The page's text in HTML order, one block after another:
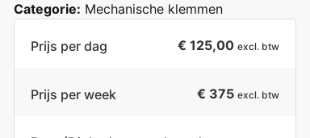
Categorie: Mechanische klemmen
Prijs per dag € 125,00 excl. btw
Prijs per week € 375 excl. btw